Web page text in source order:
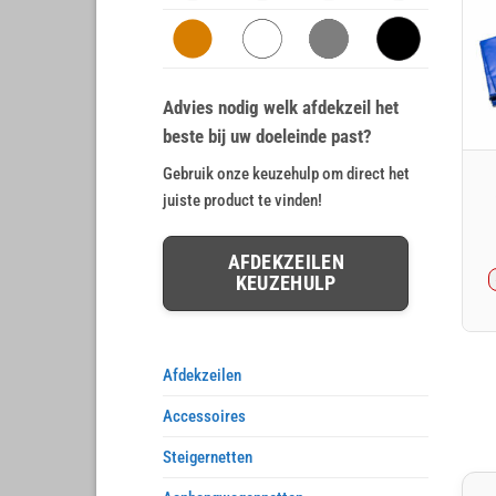
Advies nodig welk afdekzeil het
beste bij uw doeleinde past?
Gebruik onze keuzehulp om direct het
juiste product te vinden!
AFDEKZEILEN
KEUZEHULP
Afdekzeilen
Accessoires
Steigernetten